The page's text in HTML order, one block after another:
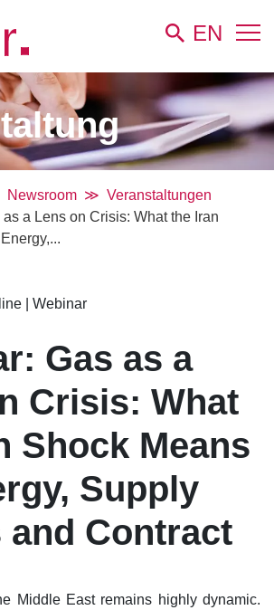
EN
Newsroom
Veranstaltungen
a Lens on Crisis: What the Iran
Webinar
Gas as a
Crisis: What
Shock Means
Supply
and Contract
Middle East remains highly dynamic.